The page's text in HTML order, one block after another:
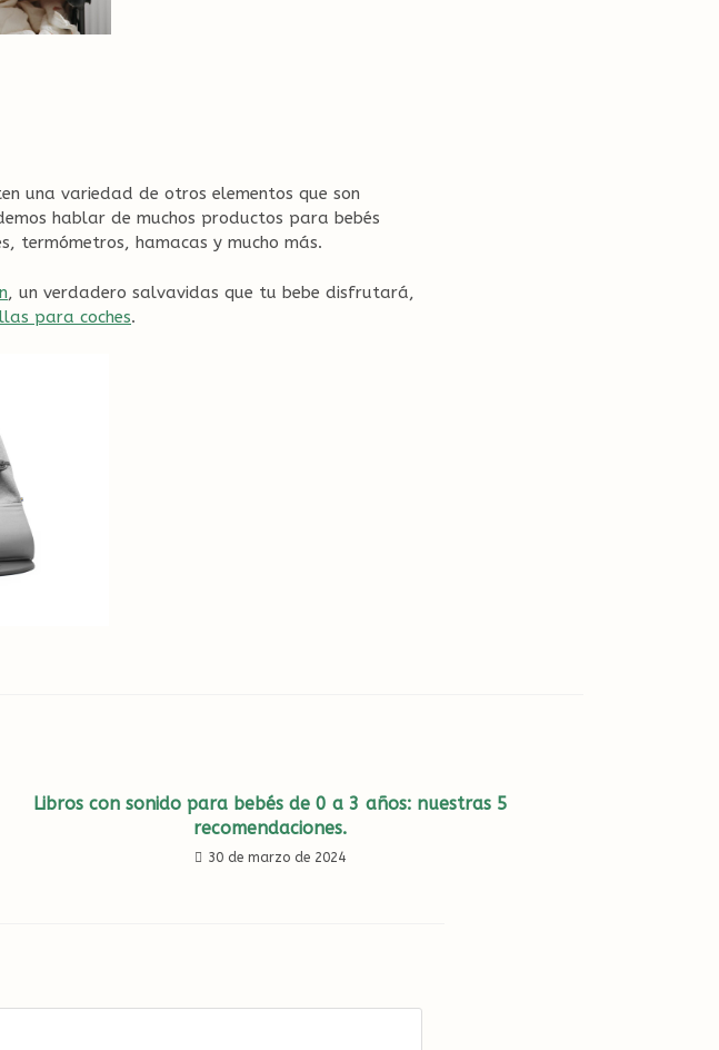
una variedad de otros elementos que son
hablar de muchos productos para bebés
termómetros, hamacas y mucho más.
, un verdadero salvavidas que tu bebe disfrutará,
para coches.
Libros con sonido para bebés de 0 a 3 años: nuestras 5
recomendaciones.
30 de marzo de 2024